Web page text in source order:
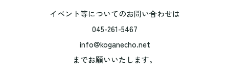
イベント等についてのお問い合わせは
045-261-5467
info@koganecho.net
までお願いいたします。